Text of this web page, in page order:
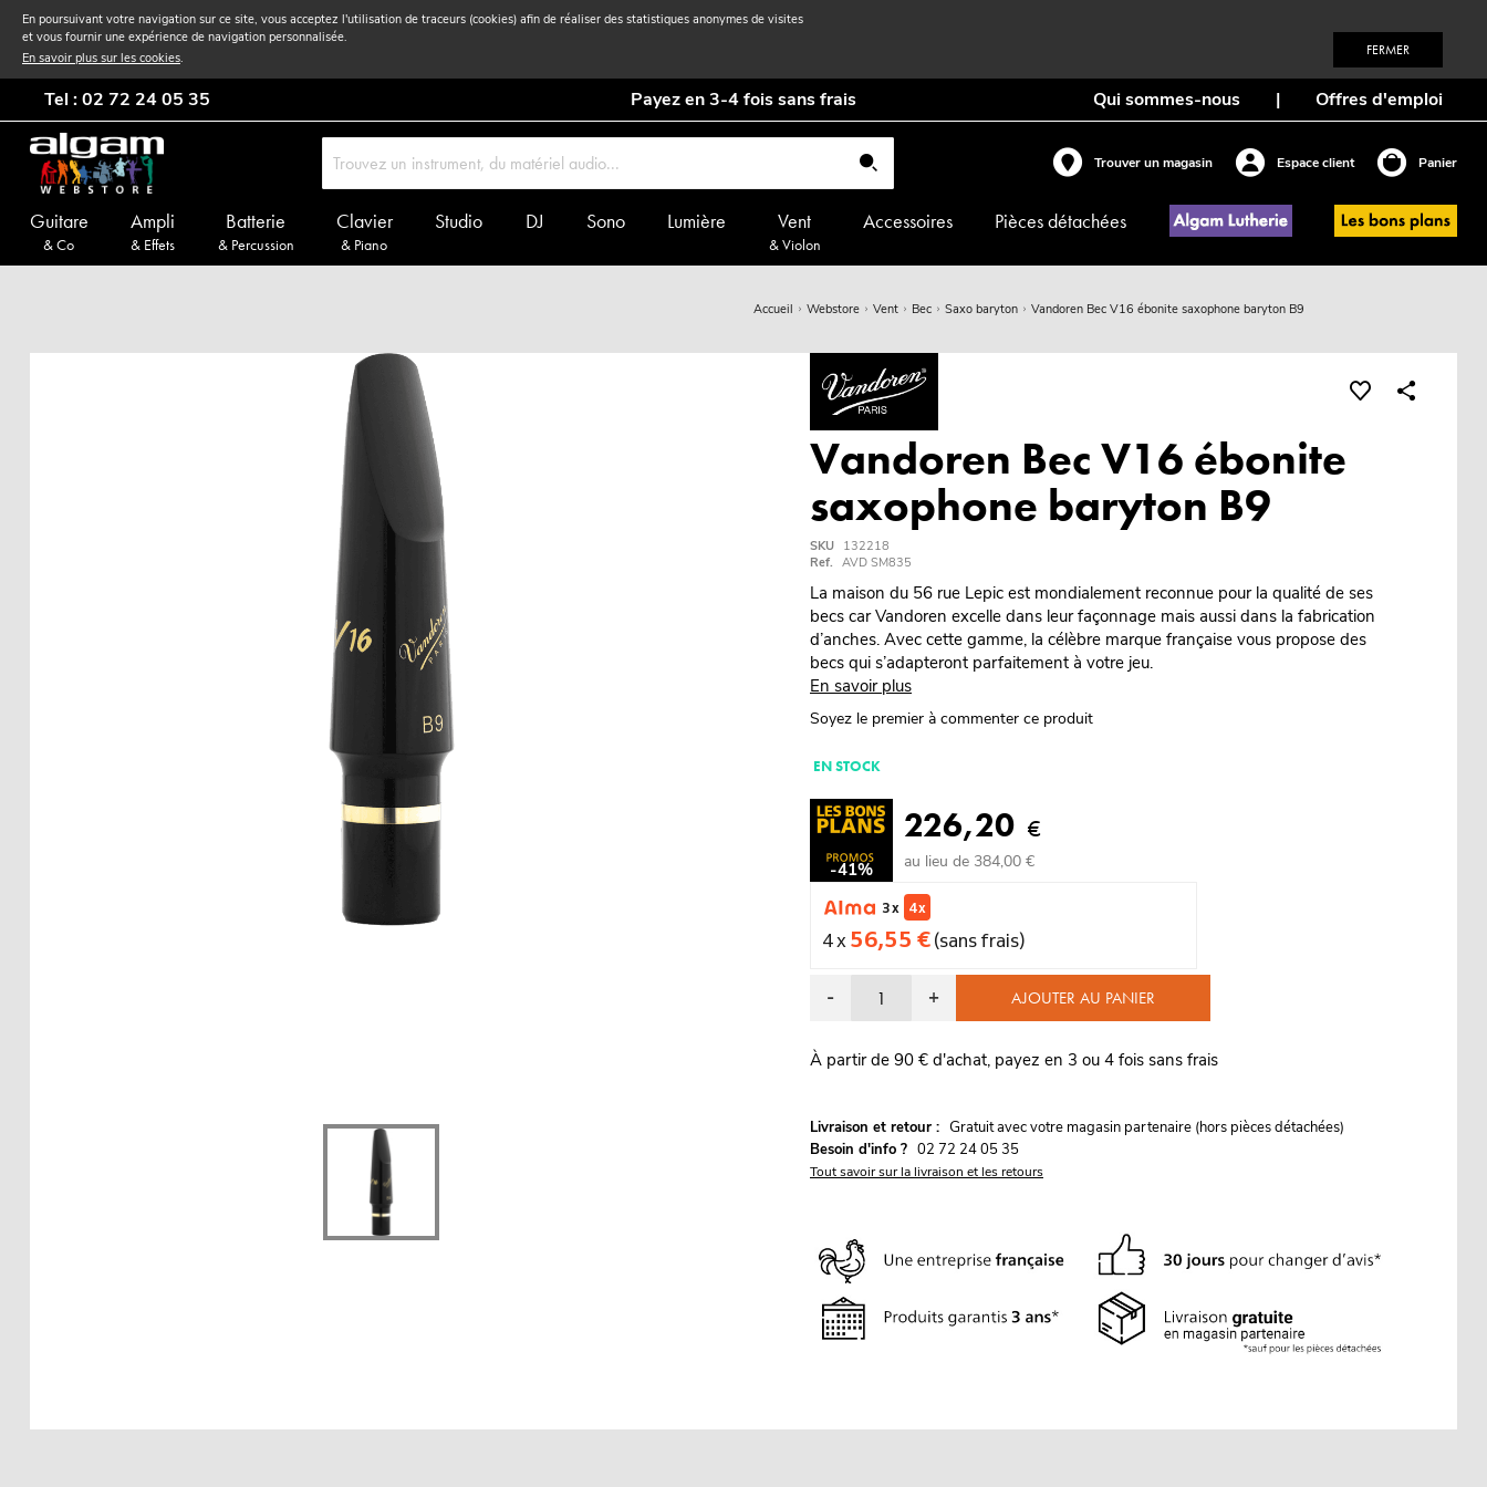
En poursuivant votre navigation sur ce site, vous acceptez l'utilisation de traceurs (cookies) afin de réaliser des statistiques anonymes de visites
et vous fournir une expérience de navigation personnalisée.
En savoir plus sur les cookies. FERMER
Tel : 02 72 24 05 35 Payez en 3-4 fois sans frais Qui sommes-nous | Offres d'emploi
Trouver un magasin Espace client Panier
Guitare
& Co
Ampli
& Effets
Batterie
& Percussion
Clavier
& Piano
Studio DJ Sono Lumière Vent
& Violon
Accessoires Pièces détachées
Accueil Webstore Vent Bec Saxo baryton Vandoren Bec V16 ébonite saxophone baryton B9
Vandoren Bec V16 ébonite
saxophone baryton B9
SKU 132218
Ref. AVD SM835
La maison du 56 rue Lepic est mondialement reconnue pour la qualité de ses
becs car Vandoren excelle dans leur façonnage mais aussi dans la fabrication
d’anches. Avec cette gamme, la célèbre marque française vous propose des
becs qui s’adapteront parfaitement à votre jeu.
En savoir plus
Soyez le premier à commenter ce produit
EN STOCK
-41%
226,20 €
au lieu de 384,00 €
3 x 4 x
4 x 56,55 €(sans frais)
- + AJOUTER AU PANIER
À partir de 90 € d'achat, payez en 3 ou 4 fois sans frais
Livraison et retour : Gratuit avec votre magasin partenaire (hors pièces détachées)
Besoin d'info ? 02 72 24 05 35
Tout savoir sur la livraison et les retours